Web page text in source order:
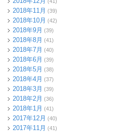
2018年11月 (39)
2018年10月 (42)
2018年9月 (39)
2018年8月 (41)
2018年7月 (40)
2018年6月 (39)
2018年5月 (38)
2018年4月 (37)
2018年3月 (39)
2018年2月 (36)
2018年1月 (41)
2017年12月 (40)
2017年11月 (41)